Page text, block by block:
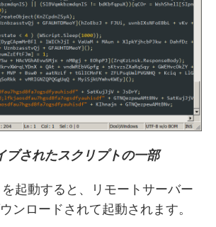
ブされたスクリプトの一部
起動すると、リモートサーバー
ンロードされて起動されます。